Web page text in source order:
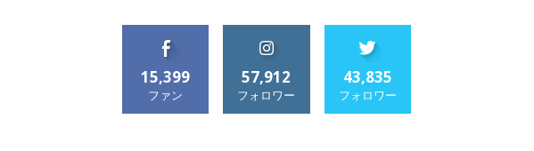
15,399
ファン
57,912
フォロワー
43,835
フォロワー